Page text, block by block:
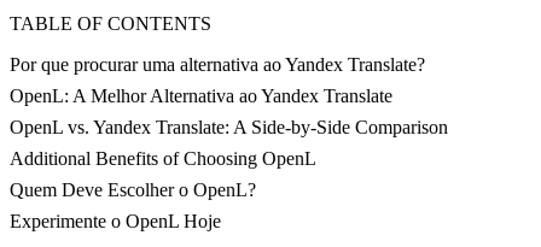
TABLE OF CONTENTS
Por que procurar uma alternativa ao Yandex Translate?
OpenL: A Melhor Alternativa ao Yandex Translate
OpenL vs. Yandex Translate: A Side-by-Side Comparison
Additional Benefits of Choosing OpenL
Quem Deve Escolher o OpenL?
Experimente o OpenL Hoje